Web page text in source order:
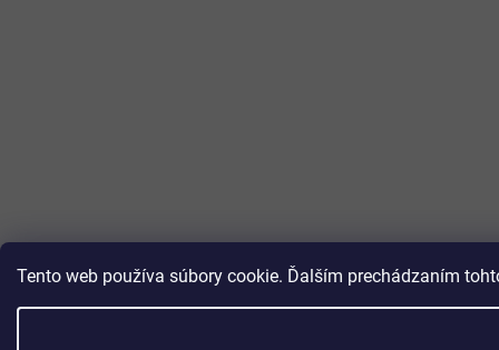
Tento web používa súbory cookie. Ďalším prechádzaním